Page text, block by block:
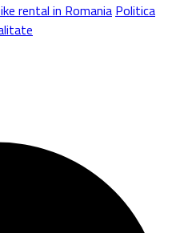
rental in Romania Politica